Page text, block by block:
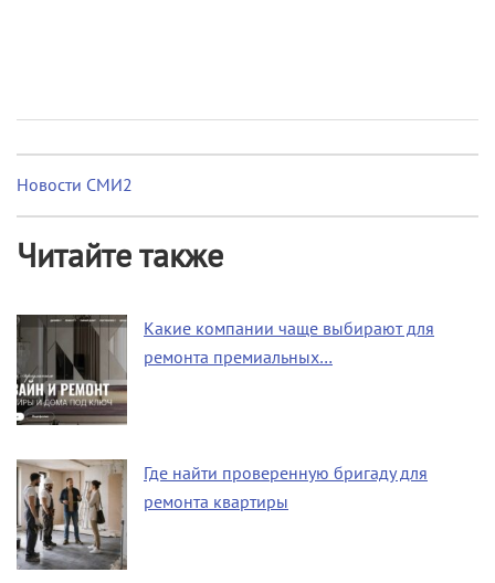
Новости СМИ2
Читайте также
Какие компании чаще выбирают для
ремонта премиальных…
Где найти проверенную бригаду для
ремонта квартиры